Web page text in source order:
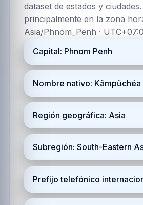
dataset de estados y
principalmente en la zona
Asia/Phnom_Penh ·
Capital: Phnom Penh
Nombre nativo: Kâmpŭchéa
Región geográfica: Asia
Subregión: South-Eastern
Prefijo telefónico